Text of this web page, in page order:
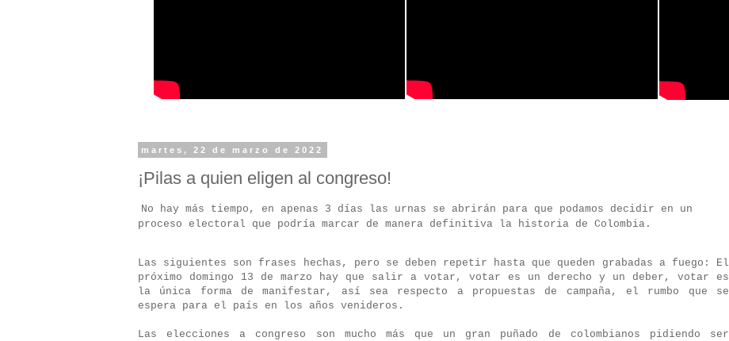
martes, 22 de marzo de 2022
¡Pilas a quien eligen al congreso!
No hay más tiempo, en apenas 3 días las urnas se abrirán para que podamos decidir en un
proceso electoral que podría marcar de manera definitiva la historia de Colombia.
Las siguientes son frases hechas, pero se deben repetir hasta que queden grabadas a fuego: El
próximo domingo 13 de marzo hay que salir a votar, votar es un derecho y un deber, votar es
la única forma de manifestar, así sea respecto a propuestas de campaña, el rumbo que se
espera para el país en los años venideros.
Las elecciones a congreso son mucho más que un gran puñado de colombianos pidiendo ser